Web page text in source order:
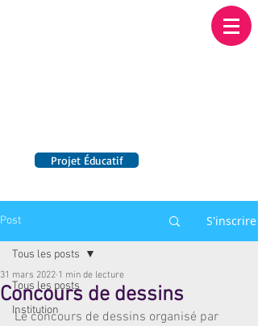
Projet Éducatif
Post S'inscrire
Tous les posts
Institution
Tous les posts
Concours de dessins
31 mars 2022 1 min de lecture
Le concours de dessins organisé par